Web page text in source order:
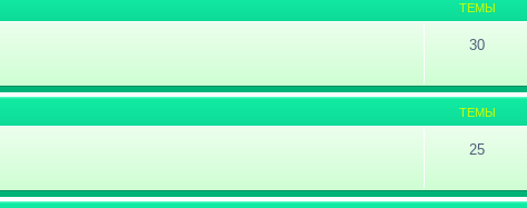
ТЕМЫ
30
ТЕМЫ
25